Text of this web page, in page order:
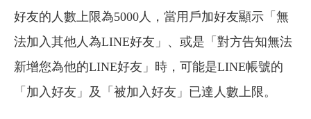
好友的人數上限為5000人，當用戶加好友顯示「無
法加入其他人為LINE好友」、或是「對方告知無法
新增您為他的LINE好友」時，可能是LINE帳號的
「加入好友」及「被加入好友」已達人數上限。